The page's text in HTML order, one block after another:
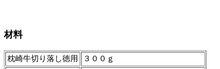
材料
枕崎牛切り落し徳用
３００ｇ